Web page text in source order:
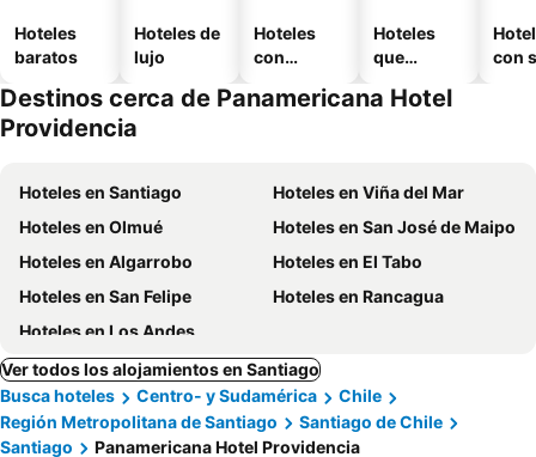
Hoteles
baratos
Hoteles de
lujo
Hoteles
con
Hoteles
que
mascotas
con
Destinos cerca de Panamericana Hotel
Providencia
Hoteles en Santiago
Hoteles en Viña del Mar
Hoteles en Olmué
Hoteles en San José de Maipo
Hoteles en Algarrobo
Hoteles en El Tabo
Hoteles en San Felipe
Hoteles en Rancagua
Hoteles en Los Andes
Ver todos los alojamientos en Santiago
Busca hoteles
Centro- y Sudamérica
Chile
Región Metropolitana de Santiago
Santiago de Chile
Santiago
Panamericana Hotel Providencia